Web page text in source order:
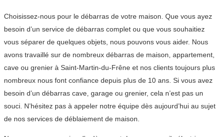
Choisissez-nous pour le débarras de votre maison. Que vous ayez
besoin d’un service de débarras complet ou que vous souhaitiez
vous séparer de quelques objets, nous pouvons vous aider. Nous
avons travaillé sur de nombreux débarras de maison, appartement,
cave ou grenier à Saint-Martin-du-Frêne et nos clients toujours plus
nombreux nous font confiance depuis plus de 10 ans. Si vous avez
besoin d’un débarras cave, garage ou grenier, cela n’est pas un
souci. N’hésitez pas à appeler notre équipe dès aujourd’hui au sujet
de nos services de déblaiement de maison.